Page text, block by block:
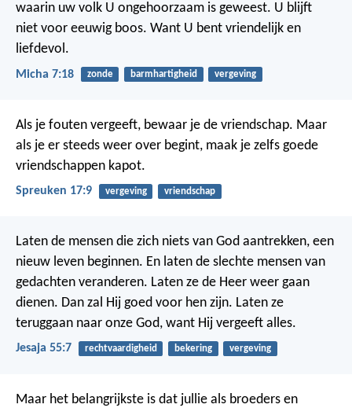
waarin uw volk U ongehoorzaam is geweest. U blijft
niet voor eeuwig boos. Want U bent vriendelijk en
liefdevol.
Micha 7:18 zonde barmhartigheid vergeving
Als je fouten vergeeft, bewaar je de vriendschap. Maar
als je er steeds weer over begint, maak je zelfs goede
vriendschappen kapot.
Spreuken 17:9 vergeving vriendschap
Laten de mensen die zich niets van God aantrekken, een
nieuw leven beginnen. En laten de slechte mensen van
gedachten veranderen. Laten ze de Heer weer gaan
dienen. Dan zal Hij goed voor hen zijn. Laten ze
teruggaan naar onze God, want Hij vergeeft alles.
Jesaja 55:7 rechtvaardigheid bekering vergeving
Maar het belangrijkste is dat jullie als broeders en